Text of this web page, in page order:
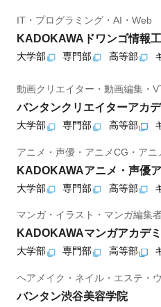
IT・プログラミング・AI・Web
KADOKAWAドワンゴ情報
大学部 専門部 高等部
動画クリエイター・動画編集・
バンタンクリエイターアカ
大学部 専門部 高等部
アニメ・声優・アニメCG・アニ
KADOKAWAアニメ・声優
大学部 専門部 高等部
マンガ・イラスト・マンガ編集
KADOKAWAマンガアカデ
大学部 専門部 高等部
ヘアメイク・ネイル・エステ・
バンタン渋谷美容学院